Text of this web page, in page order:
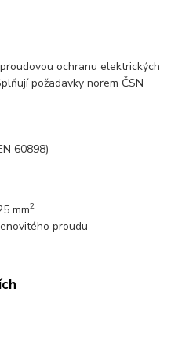
ochranu elektrických
požadavky norem ČSN
60898)
mm2
proudu